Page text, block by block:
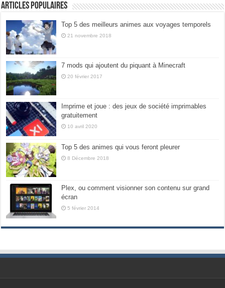
Articles populaires
Top 5 des meilleurs animes aux voyages temporels
21 novembre 2018
7 mods qui ajoutent du piquant à Minecraft
20 février 2017
Imprime et joue : des jeux de société imprimables
gratuitement
10 avril 2020
Top 5 des animes qui vous feront pleurer
8 Décembre 2018
Plex, ou comment visionner son contenu sur grand
écran
5 février 2014